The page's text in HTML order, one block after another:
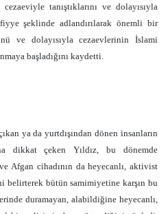
tanıştıklarını ve dolayısıyla
şeklinde adlandırılarak önemli bir
ve dolayısıyla cezaevlerinin İslami
başladığını kaydetti.
ya da yurtdışından dönen insanların
dikkat çeken Yıldız, bu dönemde
Afgan cihadının da heyecanlı, aktivist
belirterek bütün samimiyetine karşın bu
duramayan, alabildiğine heyecanlı,